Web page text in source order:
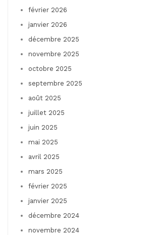
février 2026
janvier 2026
décembre 2025
novembre 2025
octobre 2025
septembre 2025
août 2025
juillet 2025
juin 2025
mai 2025
avril 2025
mars 2025
février 2025
janvier 2025
décembre 2024
novembre 2024